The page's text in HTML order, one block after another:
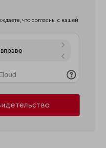
что согласны с нашей